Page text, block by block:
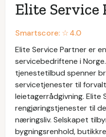
Elite Service
Smartscore: ☆4.0
Elite Service Partner er
servicebedriftene i
tjenestetilbud spenner
servicetjenester til
leietagerrådgivning. Elite
rengjøringstjenester til
næringsliv. Selskapet
bygningsrenhold,